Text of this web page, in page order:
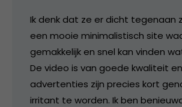
Ik denk dat ze er dicht tegenaan
een mooie minimalistisch site
gemakkelijk en snel kan vinden
De video is van goede kwaliteit
advertenties zijn precies kort
irritant te worden. Ik ben